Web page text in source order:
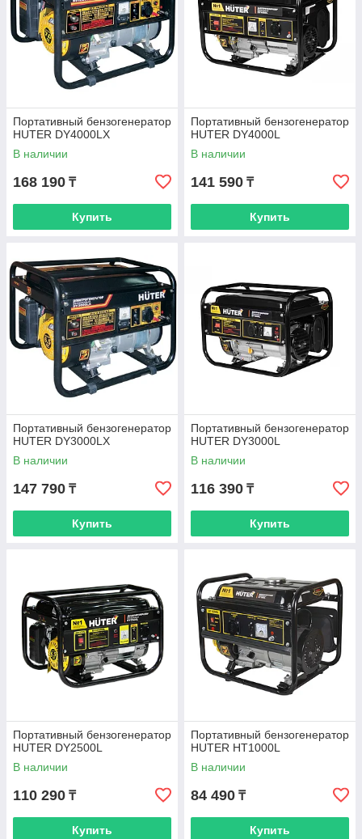
Портативный бензогенератор
HUTER DY4000LX
В наличии
168 190 ₸
Купить
Портативный бензогенератор
HUTER DY4000L
В наличии
141 590 ₸
Купить
Портативный бензогенератор
HUTER DY3000LX
В наличии
147 790 ₸
Купить
Портативный бензогенератор
HUTER DY3000L
В наличии
116 390 ₸
Купить
Портативный бензогенератор
HUTER DY2500L
В наличии
110 290 ₸
Купить
Портативный бензогенератор
HUTER HT1000L
В наличии
84 490 ₸
Купить